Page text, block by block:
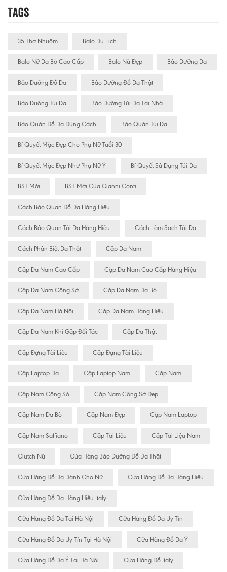
Tags
35 Thợ Nhuộm Balo Du Lịch
Balo Nữ Da Bò Cao Cấp Balo Nữ Đẹp Bảo Dưỡng Da
Bảo Dưỡng Đồ Da Bảo Dưỡng Đồ Da Thật
Bảo Dưỡng Túi Da Bảo Dưỡng Túi Da Tại Nhà
Bảo Quản Đồ Da Đúng Cách Bảo Quản Túi Da
Bí Quyết Mặc Đẹp Cho Phụ Nữ Tuổi 30
Bí Quyết Mặc Đẹp Như Phụ Nữ Ý Bí Quyết Sử Dụng Túi Da
BST Mới BST Mới Của Gianni Conti
Cách Bảo Quan Đồ Da Hàng Hiệu
Cách Bảo Quan Túi Da Hàng Hiệu Cách Làm Sạch Túi Da
Cách Phân Biệt Da Thật Cặp Da Nam
Cặp Da Nam Cao Cấp Cặp Da Nam Cao Cấp Hàng Hiệu
Cặp Da Nam Công Sở Cặp Da Nam Da Bò
Cặp Da Nam Hà Nội Cặp Da Nam Hàng Hiệu
Cặp Da Nam Khi Gặp Đối Tác Cặp Da Thật
Cặp Đựng Tài Liêu Cặp Đựng Tài Liệu
Cặp Laptop Da Cặp Laptop Nam Cặp Nam
Cặp Nam Công Sở Cặp Nam Công Sở Đẹp
Cặp Nam Da Bò Cặp Nam Đẹp Cặp Nam Laptop
Cặp Nam Saffiano Cặp Tài Liệu Cặp Tài Liệu Nam
Clutch Nữ Cửa Hàng Bảo Dưỡng Đồ Da Thật
Cửa Hàng Đồ Da Dành Cho Nữ Cửa Hàng Đồ Da Hàng Hiệu
Cửa Hàng Đồ Da Hàng Hiệu Italy
Cửa Hàng Đồ Da Tại Hà Nội Cửa Hàng Đồ Da Uy Tín
Cửa Hàng Đồ Da Uy Tín Tại Hà Nội Cửa Hàng Đồ Da Ý
Cửa Hàng Đồ Da Ý Tại Hà Nội Cửa Hàng Đồ Italy